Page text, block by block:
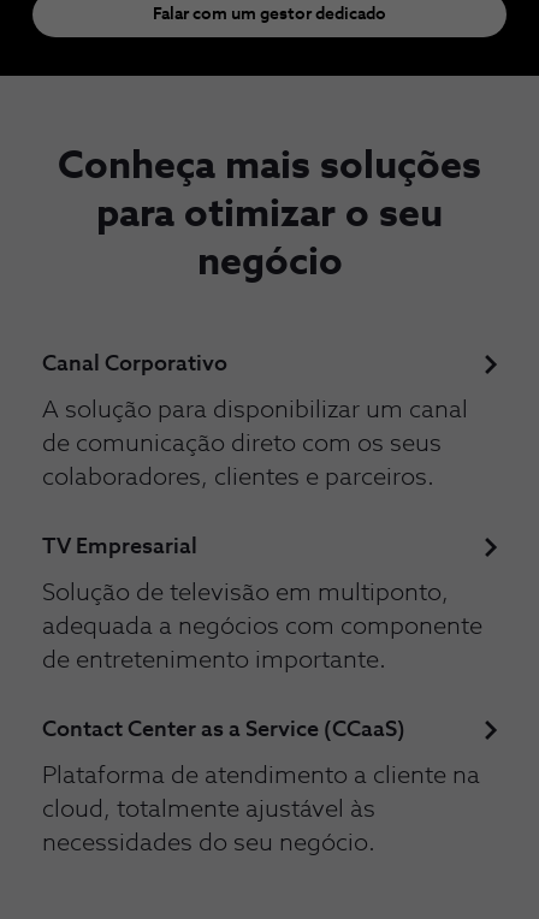
Falar com um gestor dedicado
Conheça mais soluções
para otimizar o seu
negócio
Canal Corporativo
A solução para disponibilizar um canal
de comunicação direto com os seus
colaboradores, clientes e parceiros.
TV Empresarial
Solução de televisão em multiponto,
adequada a negócios com componente
de entretenimento importante.
Contact Center as a Service (CCaaS)
Plataforma de atendimento a cliente na
cloud, totalmente ajustável às
necessidades do seu negócio.